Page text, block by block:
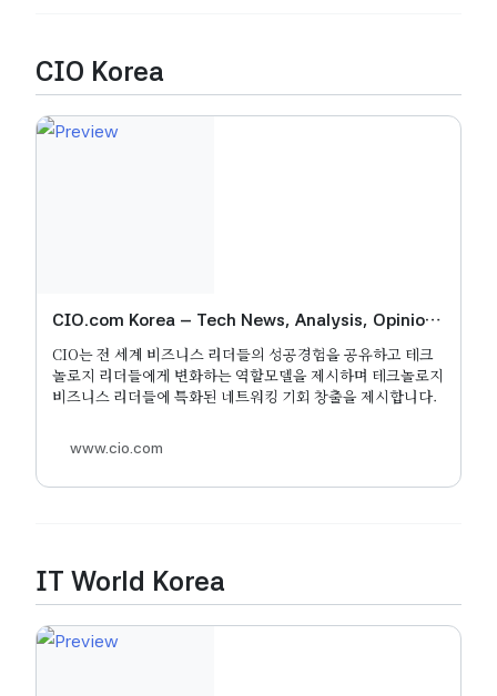
CIO Korea
CIO.com Korea – Tech News, Analysis, Opinion,
Insight | CIO
CIO는 전 세계 비즈니스 리더들의 성공경험을 공유하고 테크
놀로지 리더들에게 변화하는 역할모델을 제시하며 테크놀로지
비즈니스 리더들에 특화된 네트워킹 기회 창출을 제시합니다.
www.cio.com
IT World Korea